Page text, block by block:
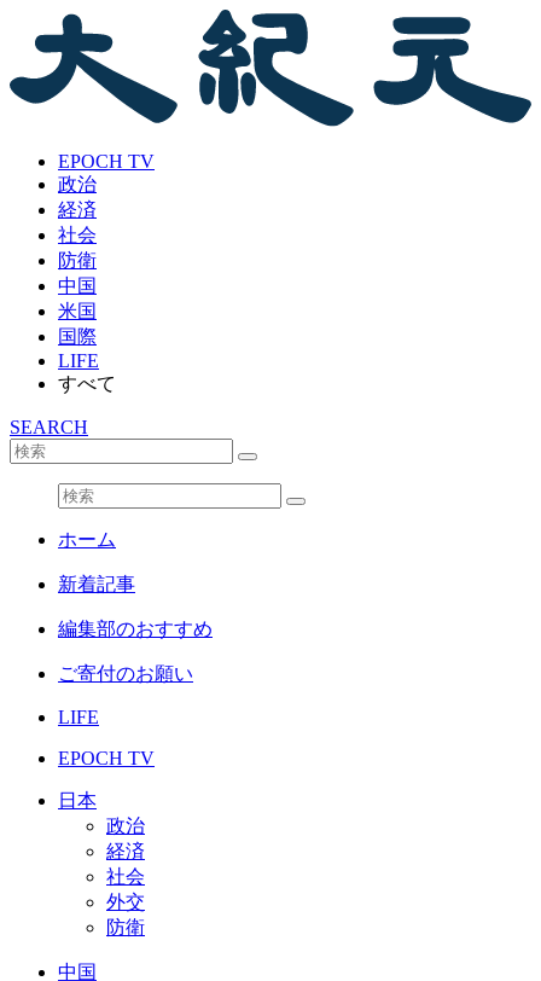
EPOCH TV
政治
経済
社会
防衛
中国
米国
国際
LIFE
すべて
SEARCH
ホーム
新着記事
編集部のおすすめ
ご寄付のお願い
LIFE
EPOCH TV
日本
政治
経済
社会
外交
防衛
中国